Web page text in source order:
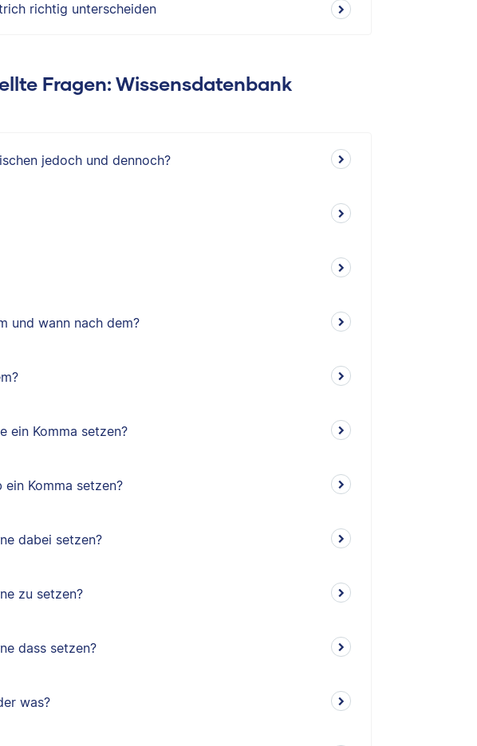
richtig unterscheiden
Fragen: Wissensdatenbank
jedoch und dennoch?
und wann nach dem?
ein Komma setzen?
Komma setzen?
dabei setzen?
zu setzen?
dass setzen?
was?